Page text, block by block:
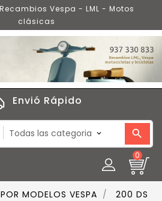
Vespa - LML - Motos
clásicas
Envió Rápido
0
MODELOS VESPA 200 DS